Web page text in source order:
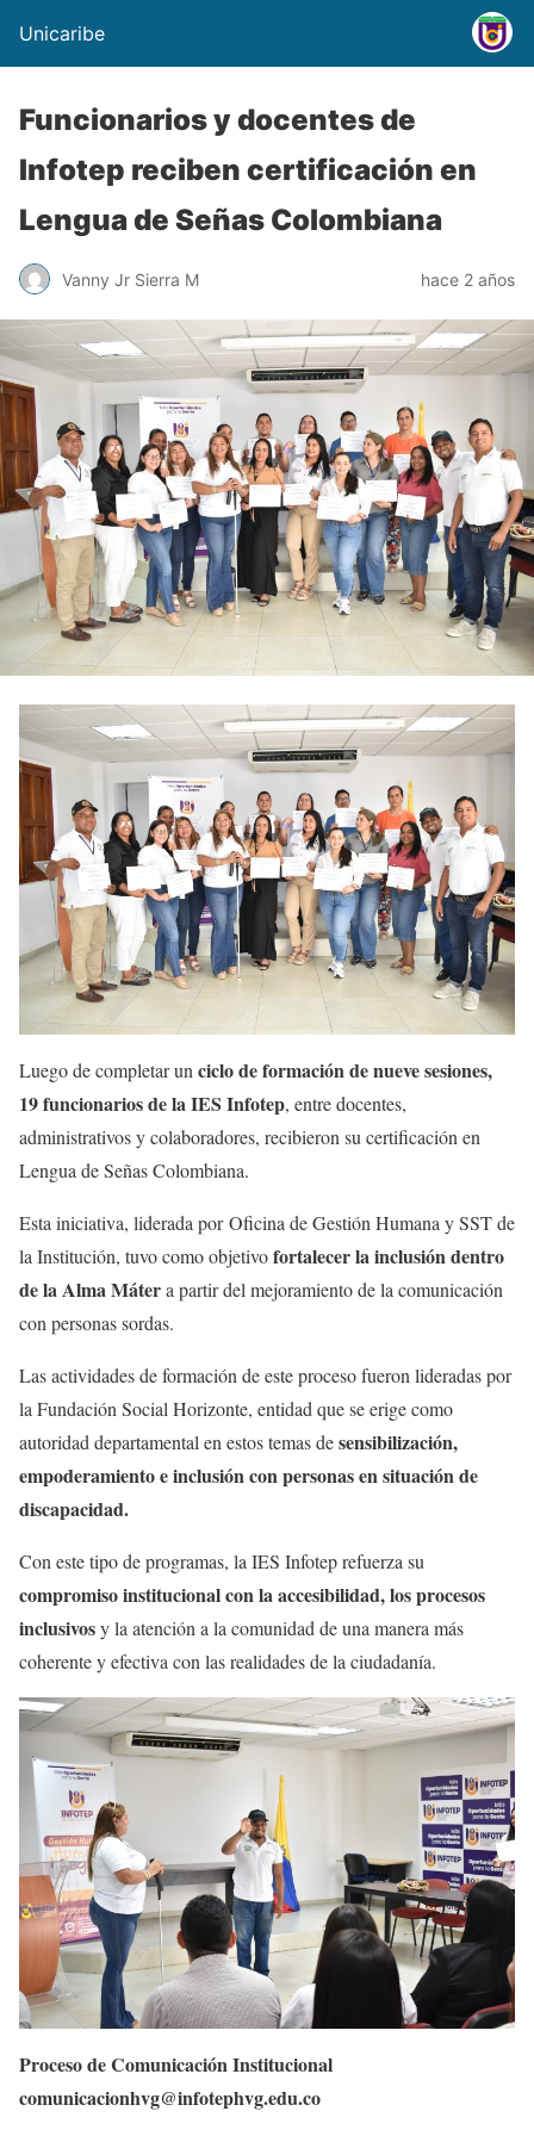
Unicaribe
Funcionarios y docentes de
Infotep reciben certificación en
Lengua de Señas Colombiana
Vanny Jr Sierra M hace 2 años
Luego de completar unciclo de formación de nueve sesiones,
19 funcionarios de la IES Infotep, entre docentes,
administrativos y colaboradores, recibieron su certificación en
Lengua de Señas Colombiana.
Esta iniciativa, liderada por Oficina de Gestión Humana y SST de
la Institución, tuvo como objetivofortalecer la inclusión dentro
de la Alma Mátera partir del mejoramiento de la comunicación
con personas sordas.
Las actividades de formación de este proceso fueron lideradas por
la Fundación Social Horizonte, entidad que se erige como
autoridad departamental en estos temas desensibilización,
empoderamiento e inclusión con personas en situación de
discapacidad.
Con este tipo de programas, la IES Infotep refuerza su
compromiso institucional con la accesibilidad, los procesos
inclusivosy la atención a la comunidad de una manera más
coherente y efectiva con las realidades de la ciudadanía.
Proceso de Comunicación Institucional
comunicacionhvg@infotephvg.edu.co